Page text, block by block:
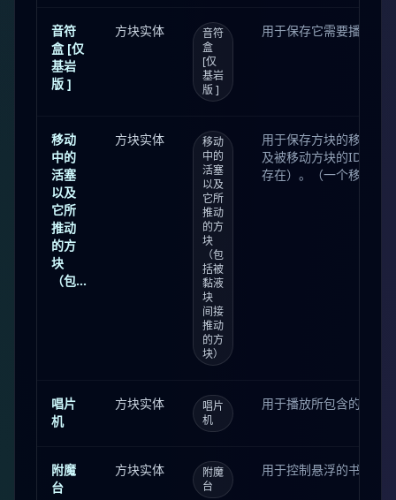
置来显示在其中的旋转
音符
盒 [仅
基岩
版 ]
方块实体
音符
盒
[仅
基岩
版 ]
用于保存它需要播放的
移动
中的
活塞
以及
它所
推动
的方
块
（包...
方块实体
移动
中的
活塞
以及
它所
推动
的方
块
（包
括被
黏液
块
间接
推动
的方
块）
用于保存方块的移动状
及被移动方块的ID（包
存在）。（一个移动中
唱片
机
方块实体
唱片
机
用于播放所包含的音乐
附魔
台
方块实体
附魔
台
用于控制悬浮的书。